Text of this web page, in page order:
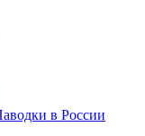
в России